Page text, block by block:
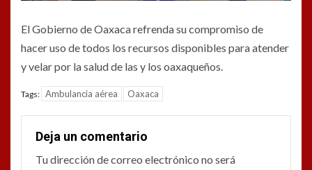
El Gobierno de Oaxaca refrenda su compromiso de
hacer uso de todos los recursos disponibles para atender
y velar por la salud de las y los oaxaqueños.
Tags: Ambulancia aérea Oaxaca
Deja un comentario
Tu dirección de correo electrónico no será